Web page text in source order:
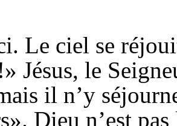
Le ciel se
Jésus, le
il n’y
Dieu n’est